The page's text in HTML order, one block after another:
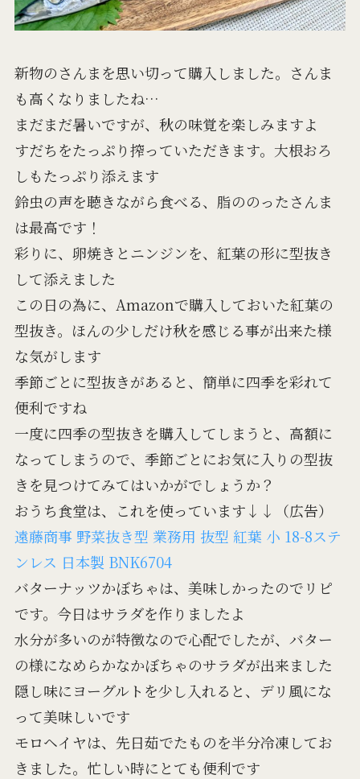
新物のさんまを思い切って購入しました。さんま
も高くなりましたね…
まだまだ暑いですが、秋の味覚を楽しみますよ
すだちをたっぷり搾っていただきます。大根おろ
しもたっぷり添えます
鈴虫の声を聴きながら食べる、脂ののったさんま
は最高です！
彩りに、卵焼きとニンジンを、紅葉の形に型抜き
して添えました
この日の為に、Amazonで購入しておいた紅葉の
型抜き。ほんの少しだけ秋を感じる事が出来た様
な気がします
季節ごとに型抜きがあると、簡単に四季を彩れて
便利ですね
一度に四季の型抜きを購入してしまうと、高額に
なってしまうので、季節ごとにお気に入りの型抜
きを見つけてみてはいかがでしょうか？
おうち食堂は、これを使っています↓↓（広告）
遠藤商事 野菜抜き型 業務用 抜型 紅葉 小 18-8ステ
ンレス 日本製 BNK6704
バターナッツかぼちゃは、美味しかったのでリピ
です。今日はサラダを作りましたよ
水分が多いのが特徴なので心配でしたが、バター
の様になめらかなかぼちゃのサラダが出来ました
隠し味にヨーグルトを少し入れると、デリ風にな
って美味しいです
モロヘイヤは、先日茹でたものを半分冷凍してお
きました。忙しい時にとても便利です